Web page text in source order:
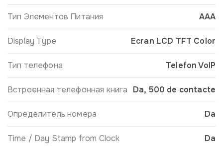
Тип Элементов Питания ААА
Display Type Ecran LCD TFT Color
Тип телефона Telefon VoIP
Встроенная телефонная книга Da, 500 de contacte
Определитель номера Da
Time / Day Stamp from Clock Da